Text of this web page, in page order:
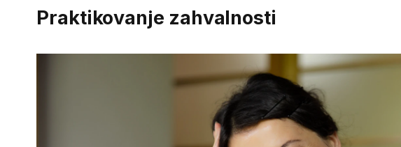
Praktikovanje zahvalnosti